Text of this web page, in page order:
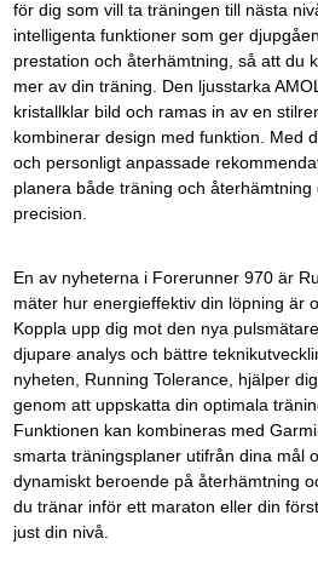
för dig som vill ta träningen till nästa
intelligenta funktioner som ger
prestation och återhämtning, så att du
mer av din träning. Den ljusstarka
kristallklar bild och ramas in av en
kombinerar design med funktion. Med
och personligt anpassade
planera både träning och återhämtning
precision.
En av nyheterna i Forerunner 970 är
mäter hur energieffektiv din löpning är
Koppla upp dig mot den nya
djupare analys och bättre
nyheten, Running Tolerance, hjälper
genom att uppskatta din optimala
Funktionen kan kombineras med
smarta träningsplaner utifrån dina mål
dynamiskt beroende på återhämtning
du tränar inför ett maraton eller din
just din nivå.